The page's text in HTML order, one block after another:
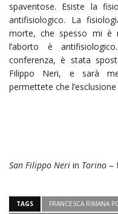
spaventose. Esiste la
antifisiologico. La
morte, che spesso mi è
l’aborto è
conferenza, è stata
Filippo Neri, e sarà
permettete che
San Filippo Neri in Torino –
TAGS FRANCESCA RIMANA